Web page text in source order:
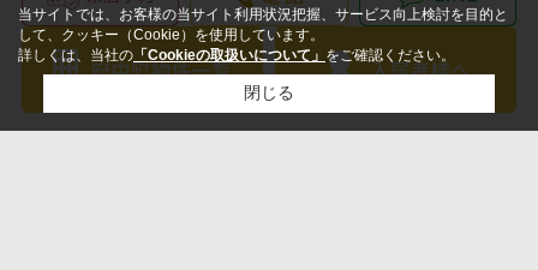
当サイトでは、お客様の当サイト利用状況把握、サービス向上検討を目的と
して、クッキー（Cookie）を使用しています。
詳しくは、当社の 「Cookieの取扱いについて」 をご確認ください。
閉じる